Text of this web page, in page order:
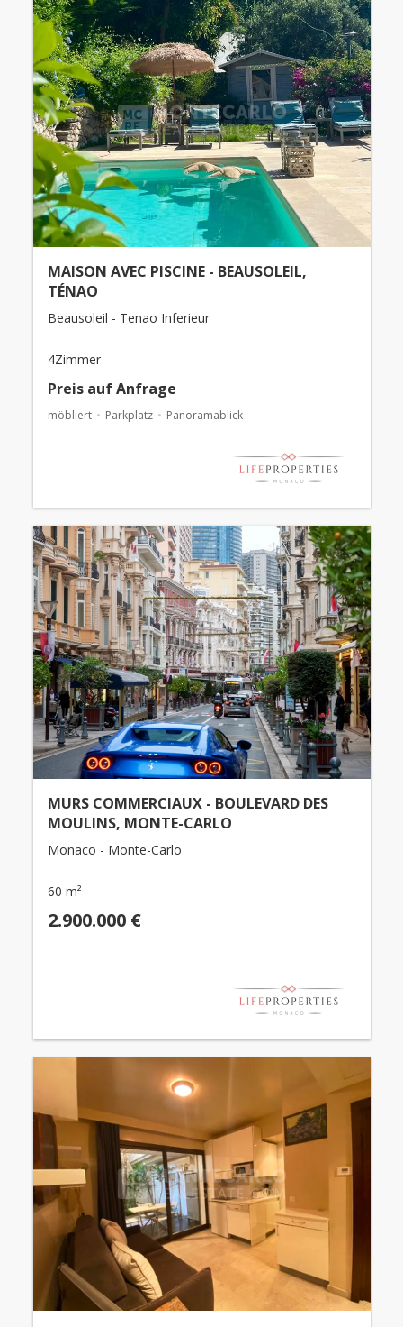
MAISON AVEC PISCINE - BEAUSOLEIL,
TÉNAO
Beausoleil - Tenao Inferieur
4Zimmer
Preis auf Anfrage
möbliert Parkplatz Panoramablick
MURS COMMERCIAUX - BOULEVARD DES
MOULINS, MONTE-CARLO
Monaco - Monte-Carlo
60 m²
2.900.000 €